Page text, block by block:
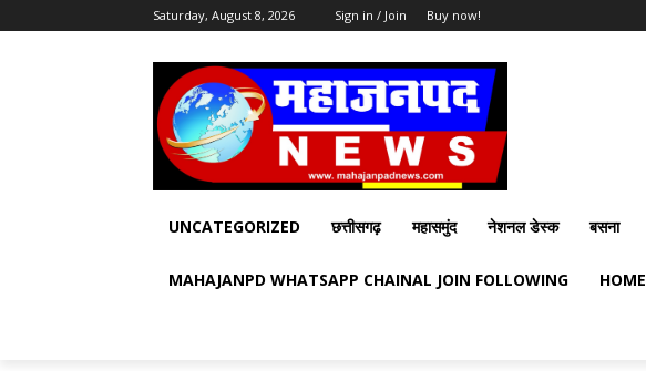
Saturday, August 8, 2026 Sign in / Join Buy now!
UNCATEGORIZED छत्तीसगढ़ महासमुंद नेशनल डेस्क बसना
MAHAJANPD WHATSAPP CHAINAL JOIN FOLLOWING